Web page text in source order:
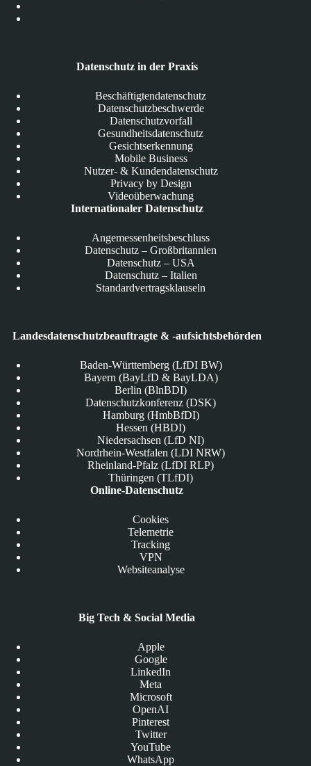
Datenschutz in der Praxis
Beschäftigtendatenschutz
Datenschutzbeschwerde
Datenschutzvorfall
Gesundheitsdatenschutz
Gesichtserkennung
Mobile Business
Nutzer- & Kundendatenschutz
Privacy by Design
Videoüberwachung
Internationaler Datenschutz
Angemessenheitsbeschluss
Datenschutz – Großbritannien
Datenschutz – USA
Datenschutz – Italien
Standardvertragsklauseln
Landesdatenschutzbeauftragte & -aufsichtsbehörden
Baden-Württemberg (LfDI BW)
Bayern (BayLfD & BayLDA)
Berlin (BlnBDI)
Datenschutzkonferenz (DSK)
Hamburg (HmbBfDI)
Hessen (HBDI)
Niedersachsen (LfD NI)
Nordrhein-Westfalen (LDI NRW)
Rheinland-Pfalz (LfDI RLP)
Thüringen (TLfDI)
Online-Datenschutz
Cookies
Telemetrie
Tracking
VPN
Websiteanalyse
Big Tech & Social Media
Apple
Google
LinkedIn
Meta
Microsoft
OpenAI
Pinterest
Twitter
YouTube
WhatsApp